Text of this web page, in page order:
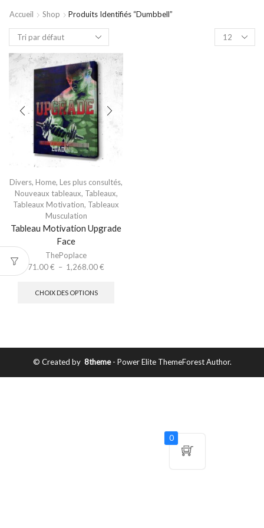
Accueil Shop Produits Identifiés “dumbbell”
Divers, Home, Les plus consultés,
Nouveaux tableaux, Tableaux,
Tableaux Motivation, Tableaux
Musculation
Tableau Motivation Upgrade
Face
ThePoplace
71.00€ – 1,268.00€
CHOIX DES OPTIONS
© Created by 8theme- Power Elite ThemeForest Author.
0